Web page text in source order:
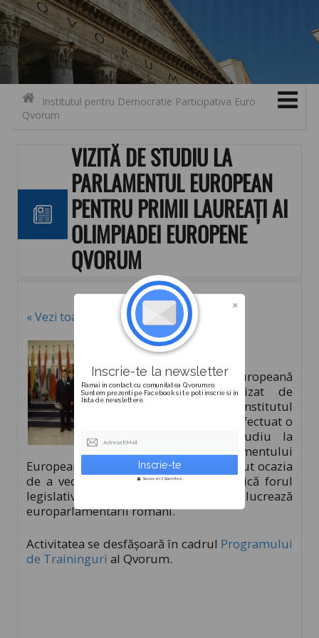
Contact
Skip to content
Institutul pentru Democratie Participativa Euro
Qvorum
VIZITĂ DE STUDIU LA
PARLAMENTUL EUROPEAN
PENTRU PRIMII LAUREAȚI AI
OLIMPIADEI EUROPENE
QVORUM
« Vezi toate noutățile
Premianții
Olimpiada Europeană
2010 organizat de
către Institutul
Qvorum au efectuat o
vizită de studiu la
sediul Parlamentului
European de la Bruxelles. Tinerii au avut ocazia
de a vedea cum funcționeză în practică forul
legislativ european și cum lucrează
europarlamentarii români.
Activitatea se desfășoară în cadrul Programului
de Traininguri al Qvorum.
Inscrie-te la newsletter
Ramai in contact cu comunitatea Qvorum.ro.
Suntem prezenti pe Facebook si te poti inscrie si in
lista de newslettere.
Adresa EMail
Secure and Spam free...